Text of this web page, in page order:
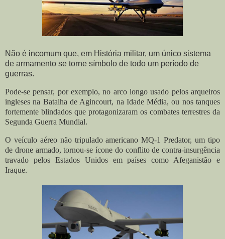
Não é incomum que, em História militar, um único sistema
de armamento se torne símbolo de todo um período de
guerras.
Pode-se pensar, por exemplo, no arco longo usado pelos arqueiros
ingleses na Batalha de Agincourt, na Idade Média, ou nos tanques
fortemente blindados que protagonizaram os combates terrestres da
Segunda Guerra Mundial.
O veículo aéreo não tripulado americano MQ-1 Predator, um tipo
de drone armado, tornou-se ícone do conflito de contra-insurgência
travado pelos Estados Unidos em países como Afeganistão e
Iraque.